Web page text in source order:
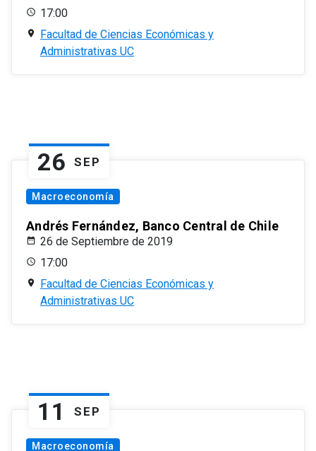
17:00
Facultad de Ciencias Económicas y
Administrativas UC
26 SEP
Macroeconomía
Andrés Fernández, Banco Central de Chile
26 de Septiembre de 2019
17:00
Facultad de Ciencias Económicas y
Administrativas UC
11 SEP
Macroeconomía